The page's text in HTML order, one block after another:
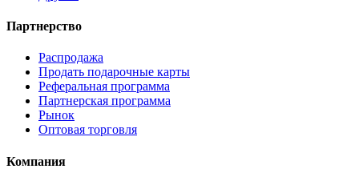
Партнерство
Распродажа
Продать подарочные карты
Реферальная программа
Партнерская программа
Рынок
Оптовая торговля
Компания